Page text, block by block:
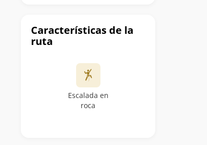
Características de la
ruta
Escalada en
roca